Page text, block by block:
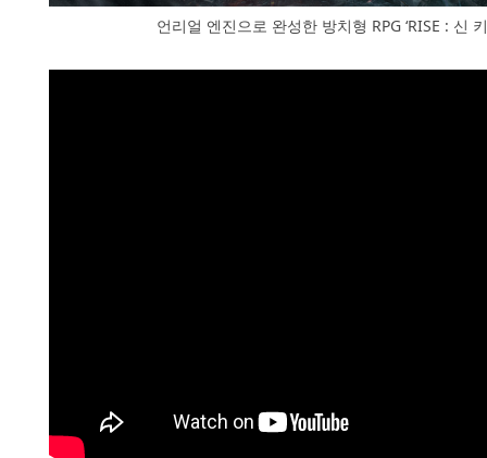
언리얼 엔진으로 완성한 방치형 RPG ‘RISE : 신